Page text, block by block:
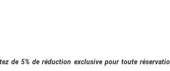
de 5% de réduction exclusive pour toute